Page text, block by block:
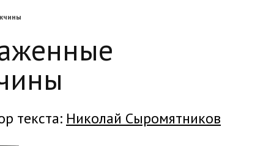
текста: Николай Сыромятников